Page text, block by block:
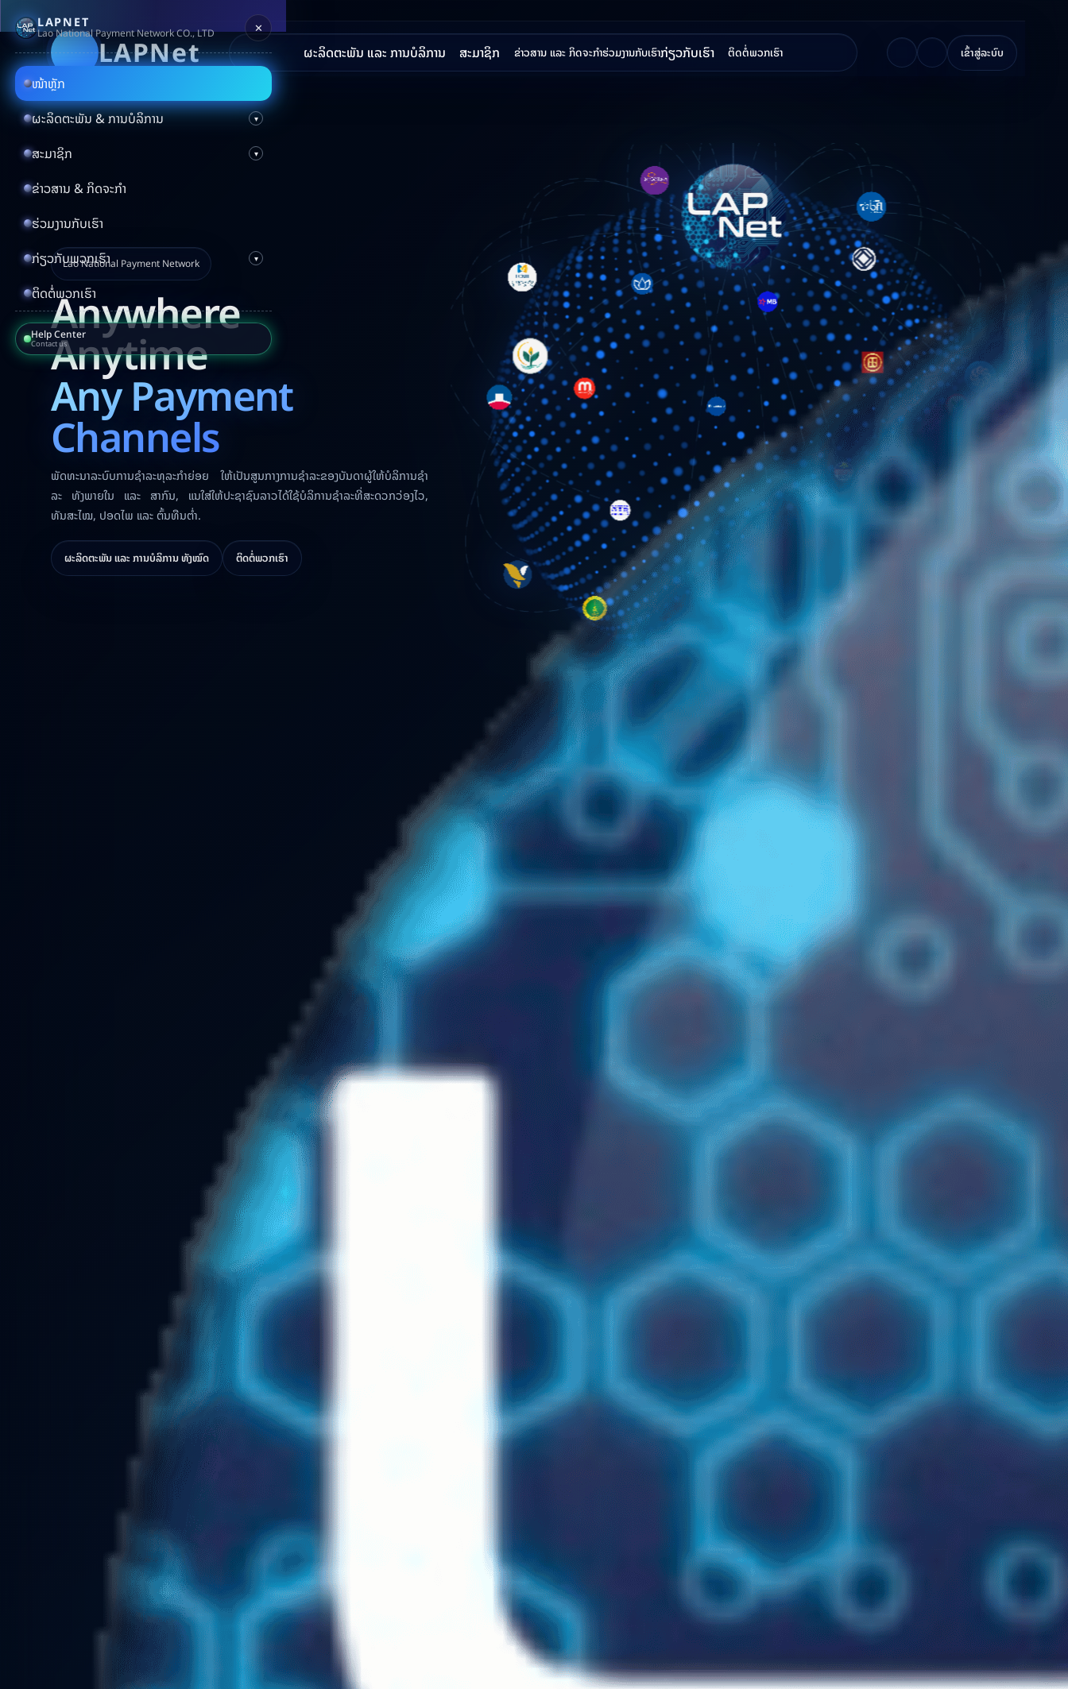
LAPNET
Lao National Payment Network CO., LTD ✕
ໜ້າຫຼັກ
ຜະລິດຕະພັນ & ການບໍລິການ
ສະມາຊິກ
ຂ່າວສານ & ກິດຈະກຳ
ຮ່ວມງານກັບເຮົາ
ກ່ຽວກັບພວກເຮົາ
ຕິດຕໍ່ພວກເຮົາ
Help Center
Contact us
LAPNet
ຜະລິດຕະພັນ ແລະ ການບໍລິການ
ໂອນເງິນຂ້າມທະນາຄານເທິງມືຖື
ຊຳລະຂ້າມທະນາຄານຜ່ານ LAPNet
ຊຳລະຂ້າມແດນຜ່ານ QR CODE
ສະມາຊິກ
ສະມາຊິກລະບົບຊຳລະຂ້າມແດນຜ່ານ QR Code
ຂ່າວສານ ແລະ ກິດຈະກຳຮ່ວມງານກັບເຮົາກ່ຽວກັບເຮົາ
ຄວາມເປັນມາ
ສະພາບໍລິຫານ
ໂຄງຮ່າງການຈັດຕັ້ງ
ຕິດຕໍ່ພວກເຮົາ ເຂົ້າສູ່ລະບົບ
Lao National Payment Network
Anywhere
Anytime
Any Payment
Channels
ພັດທະນາລະບົບການຊໍາລະທຸລະກຳຍ່ອຍ ໃຫ້ເປັນສູນກາງການຊໍາລະຂອງບັນດາຜູ້ໃຫ້ບໍລິການຊໍາ
ລະ ທັງພາຍໃນ ແລະ ສາກົນ, ແນໃສ່ໃຫ້ປະຊາຊົນລາວໄດ້ໃຊ້ບໍລິການຊໍາລະທີ່ສະດວກວ່ອງໄວ,
ທັນສະໄໝ, ປອດໄພ ແລະ ຕົ້ນທືນຕໍ່າ.
ຜະລິດຕະພັນ ແລະ ການບໍລິການ ທັງໝົດ ຕິດຕໍ່ພວກເຮົາ